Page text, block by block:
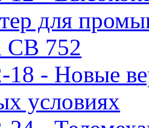
для
CB 752
18 - Новые
условиях